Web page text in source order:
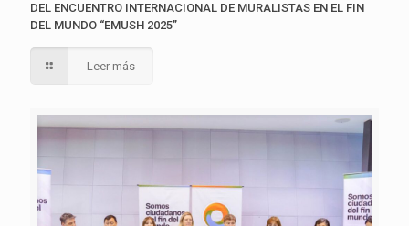
DEL ENCUENTRO INTERNACIONAL DE MURALISTAS EN EL FIN
DEL MUNDO “EMUSH 2025”
Leer más